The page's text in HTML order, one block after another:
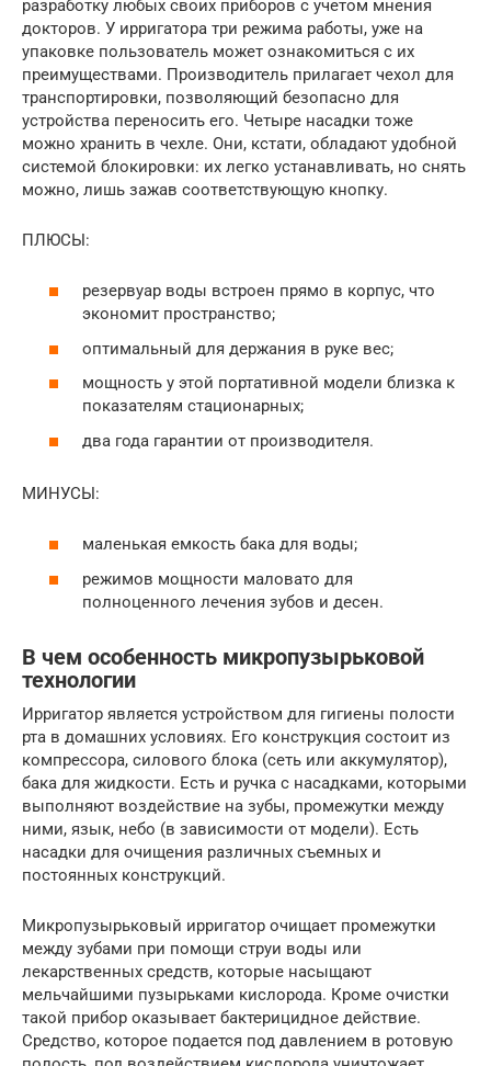
разработку любых своих приборов с учетом мнения
докторов. У ирригатора три режима работы, уже на
упаковке пользователь может ознакомиться с их
преимуществами. Производитель прилагает чехол для
транспортировки, позволяющий безопасно для
устройства переносить его. Четыре насадки тоже
можно хранить в чехле. Они, кстати, обладают удобной
системой блокировки: их легко устанавливать, но снять
можно, лишь зажав соответствующую кнопку.
ПЛЮСЫ:
резервуар воды встроен прямо в корпус, что
экономит пространство;
оптимальный для держания в руке вес;
мощность у этой портативной модели близка к
показателям стационарных;
два года гарантии от производителя.
МИНУСЫ:
маленькая емкость бака для воды;
режимов мощности маловато для
полноценного лечения зубов и десен.
В чем особенность микропузырьковой
технологии
Ирригатор является устройством для гигиены полости
рта в домашних условиях. Его конструкция состоит из
компрессора, силового блока (сеть или аккумулятор),
бака для жидкости. Есть и ручка с насадками, которыми
выполняют воздействие на зубы, промежутки между
ними, язык, небо (в зависимости от модели). Есть
насадки для очищения различных съемных и
постоянных конструкций.
Микропузырьковый ирригатор очищает промежутки
между зубами при помощи струи воды или
лекарственных средств, которые насыщают
мельчайшими пузырьками кислорода. Кроме очистки
такой прибор оказывает бактерицидное действие.
Средство, которое подается под давлением в ротовую